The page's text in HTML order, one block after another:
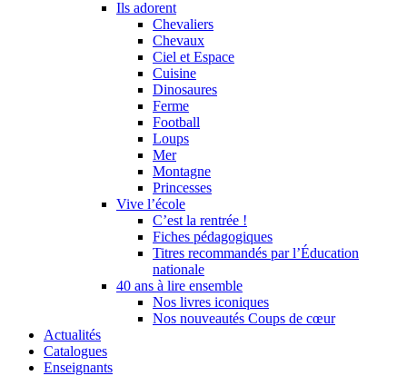
Ils adorent
Chevaliers
Chevaux
Ciel et Espace
Cuisine
Dinosaures
Ferme
Football
Loups
Mer
Montagne
Princesses
Vive l’école
C’est la rentrée !
Fiches pédagogiques
Titres recommandés par l’Éducation
nationale
40 ans à lire ensemble
Nos livres iconiques
Nos nouveautés Coups de cœur
Actualités
Catalogues
Enseignants